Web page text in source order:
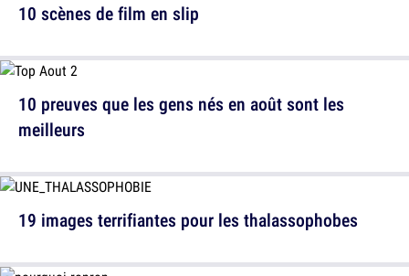
10 preuves que les gens nés en août sont les
meilleurs
10 scènes de film en slip
19 images terrifiantes pour les thalassophobes